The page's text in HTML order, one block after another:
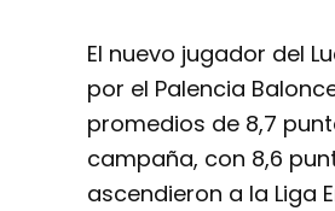
El nuevo jugador del
por el Palencia
promedios de 8,7
campaña, con 8,6
ascendieron a la Liga